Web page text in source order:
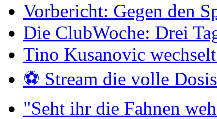
Vorbericht: Gegen den
Die ClubWoche: Drei
Tino Kusanovic
⚽️ Stream die volle
"Seht ihr die Fahnen